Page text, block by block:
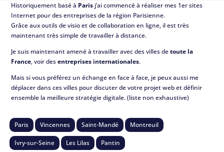
Historiquement basé à Paris j’ai commencé à réaliser mes 1er sites
Internet pour des entreprises de la région Parisienne.
Grâce aux outils de visio et de collaboration en ligne, il est très
maintenant très simple de travailler à distance.
Je suis maintenant amené à travailler avec des villes detoute la
France, voir desentreprises internationales.
Mais si vous préférez un échange en face à face, je peux aussi me
déplacer dans ces villes pour discuter de votre projet web et définir
ensemble la meilleure stratégie digitale. (liste non exhaustive)
Paris Vincennes Saint-Mandé Montreuil
Ivry-sur-Seine Les Lilas Pantin